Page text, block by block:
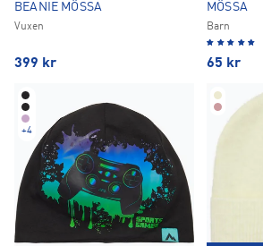
BEANIE MÖSSA
Vuxen
399 kr
MÖSSA
Barn
65 kr
+4